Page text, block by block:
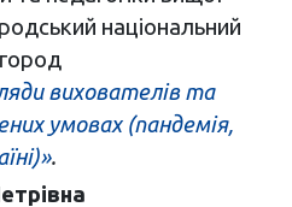
національний
вихователів та
умовах (пандемія,
.